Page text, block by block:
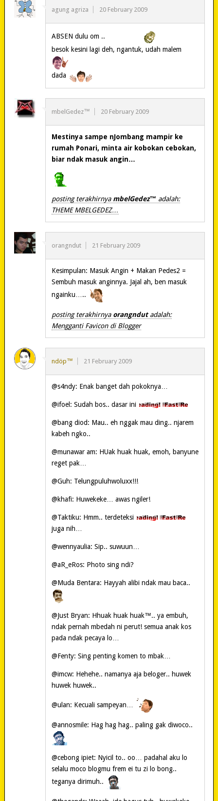
agung agriza 20 February 2009
ABSEN dulu om ..
besok kesini lagi deh, ngantuk, udah malem
dada
mbelGedez™ 20 February 2009
Mestinya sampe nJombang mampir ke
rumah Ponari, minta air kobokan cebokan,
biar ndak masuk angin…
posting terakhirnya mbelGedez™ adalah:
THEME MBELGEDEZ…
orangndut 21 February 2009
Kesimpulan: Masuk Angin + Makan Pedes2 =
Sembuh masuk anginnya. Jajal ah, ben masuk
ngainku…..
posting terakhirnya orangndut adalah:
Mengganti Favicon di Blogger
ndöp™ 21 February 2009
@s4ndy: Enak banget dah pokoknya…
@ifoel: Sudah bos.. dasar ini
@bang diod: Mau.. eh nggak mau ding.. njarem
kabeh ngko..
@munawar am: HUak huak huak, emoh, banyune
reget pak…
@Guh: Telungpuluhwoluxx!!!
@khafi: Huwekeke… awas ngiler!
@Taktiku: Hmm.. terdeteksi
juga nih…
@wennyaulia: Sip.. suwuun…
@aR_eRos: Photo sing ndi?
@Muda Bentara: Hayyah alibi ndak mau baca..
@Just Bryan: Hhuak huak huak™.. ya embuh,
ndak pernah mbedah ni perut! semua anak kos
pada ndak pecaya lo…
@Fenty: Sing penting komen to mbak…
@imcw: Hehehe.. namanya aja beloger.. huwek
huwek huwek..
@ulan: Kecuali sampeyan…
@annosmile: Hag hag hag.. paling gak diwoco..
@cebong ipiet: Nyicil to.. oo… padahal aku lo
selalu moco blogmu frem ei tu zi lo bong..
teganya dirimuh..